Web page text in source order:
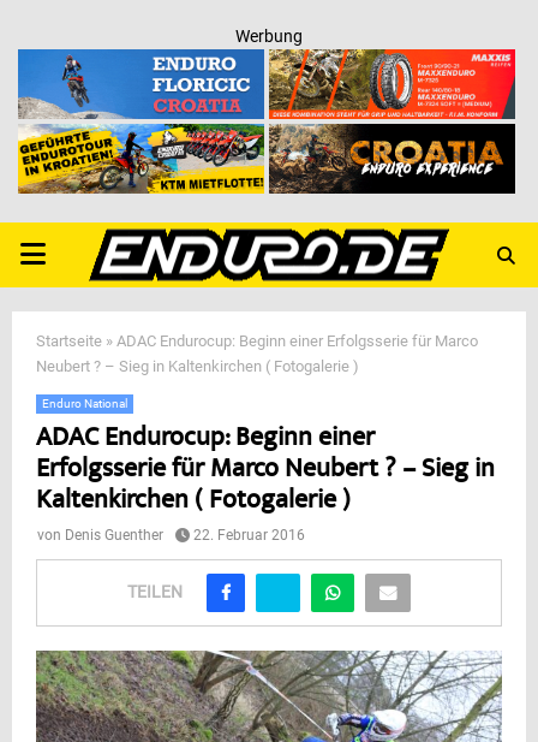
Werbung
PRIMARY
MENU
Startseite » ADAC Endurocup: Beginn einer Erfolgsserie für Marco
Neubert ? – Sieg in Kaltenkirchen ( Fotogalerie )
Enduro National
ADAC Endurocup: Beginn einer
Erfolgsserie für Marco Neubert ? – Sieg in
Kaltenkirchen ( Fotogalerie )
von Denis Guenther 22. Februar 2016
TEILEN